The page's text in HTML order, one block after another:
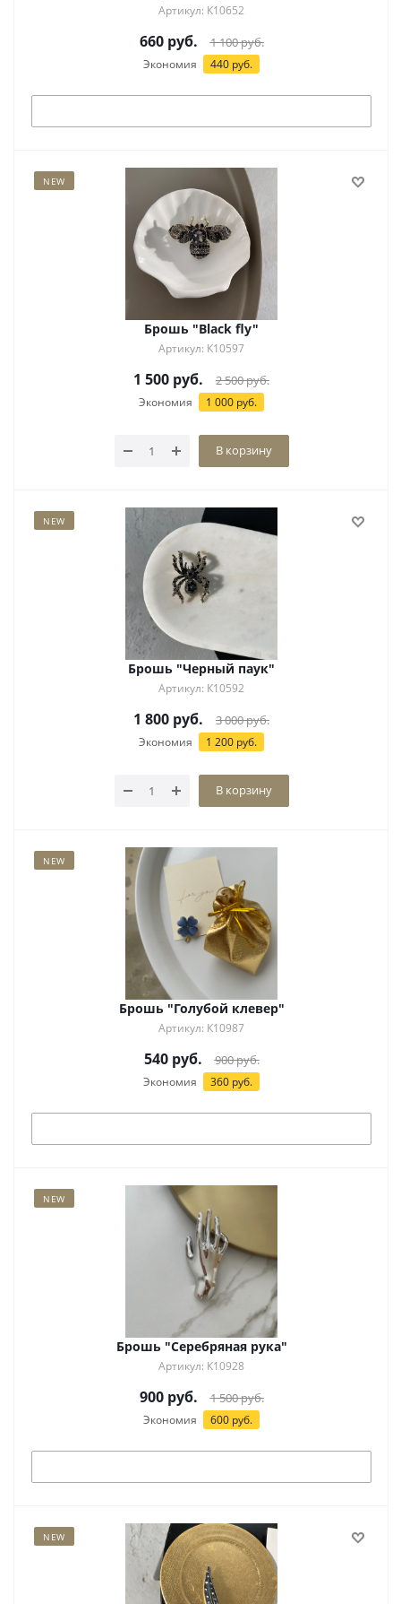
Артикул: К10652
660руб. 1 100руб.
Экономия 440 руб.
NEW
Брошь "Black fly"
Артикул: К10597
1 500 руб. 2 500руб.
Экономия 1 000 руб.
В корзину
NEW
Брошь "Черный паук"
Артикул: К10592
1 800 руб. 3 000руб.
Экономия 1 200 руб.
В корзину
NEW
Брошь "Голубой клевер"
Артикул: К10987
540руб. 900руб.
Экономия 360 руб.
NEW
Брошь "Серебряная рука"
Артикул: К10928
900руб. 1 500руб.
Экономия 600 руб.
NEW